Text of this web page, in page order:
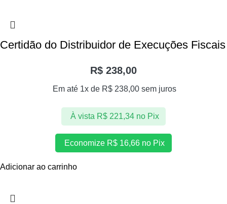
Certidão do Distribuidor de Execuções Fiscais
R$ 238,00
Em até 1x de R$ 238,00 sem juros
À vista R$221,34 no Pix
Economize R$ 16,66 no Pix
Adicionar ao carrinho